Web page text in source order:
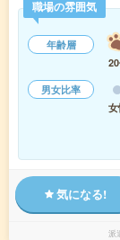
職場の雰囲気
年齢層
男女比率
気になる!
派